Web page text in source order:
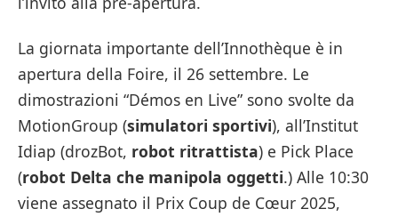
La giornata importante dell’Innothèque è in
apertura della Foire, il 26 settembre. Le
dimostrazioni “Démos en Live” sono svolte da
MotionGroup (simulatori sportivi), all’Institut
Idiap (drozBot, robot ritrattista) e Pick Place
(robot Delta che manipola oggetti.) Alle 10:30
viene assegnato il Prix Coup de Cœur 2025,